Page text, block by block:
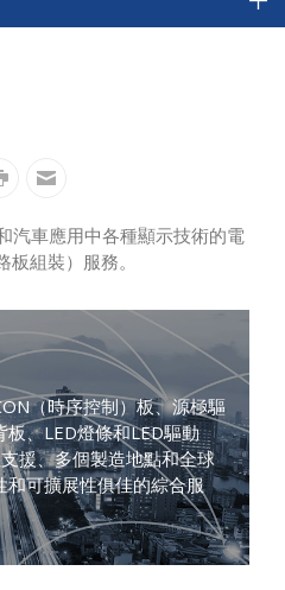
汽車應用中各種顯示技術的電
組裝）服務。
（時序控制）板、源極驅
、LED燈條和LED驅動
援、多個製造地點和全球
可擴展性俱佳的綜合服